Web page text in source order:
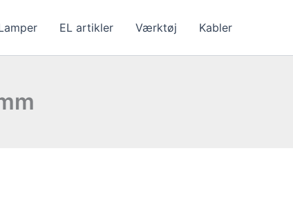
EL artikler Værktøj Kabler